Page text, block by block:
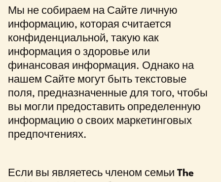
Мы не собираем на Сайте личную
информацию, которая считается
конфиденциальной, такую как
информация о здоровье или
финансовая информация. Однако на
нашем Сайте могут быть текстовые
поля, предназначенные для того, чтобы
вы могли предоставить определенную
информацию о своих маркетинговых
предпочтениях.
Если вы являетесь членом семьи The